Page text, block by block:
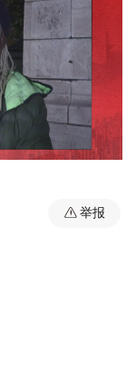
05:54
举报